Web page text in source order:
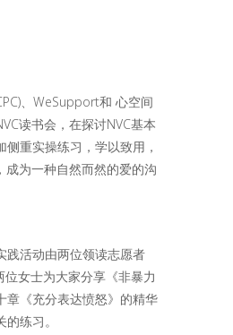
、WeSupport和 心空间
读书会，在探讨NVC基本
侧重实操练习，学以致用，
成为一种自然而然的爱的沟
践活动由两位领读志愿者
女士为大家分享《非暴力
章《充分表达愤怒》的精华
练习。